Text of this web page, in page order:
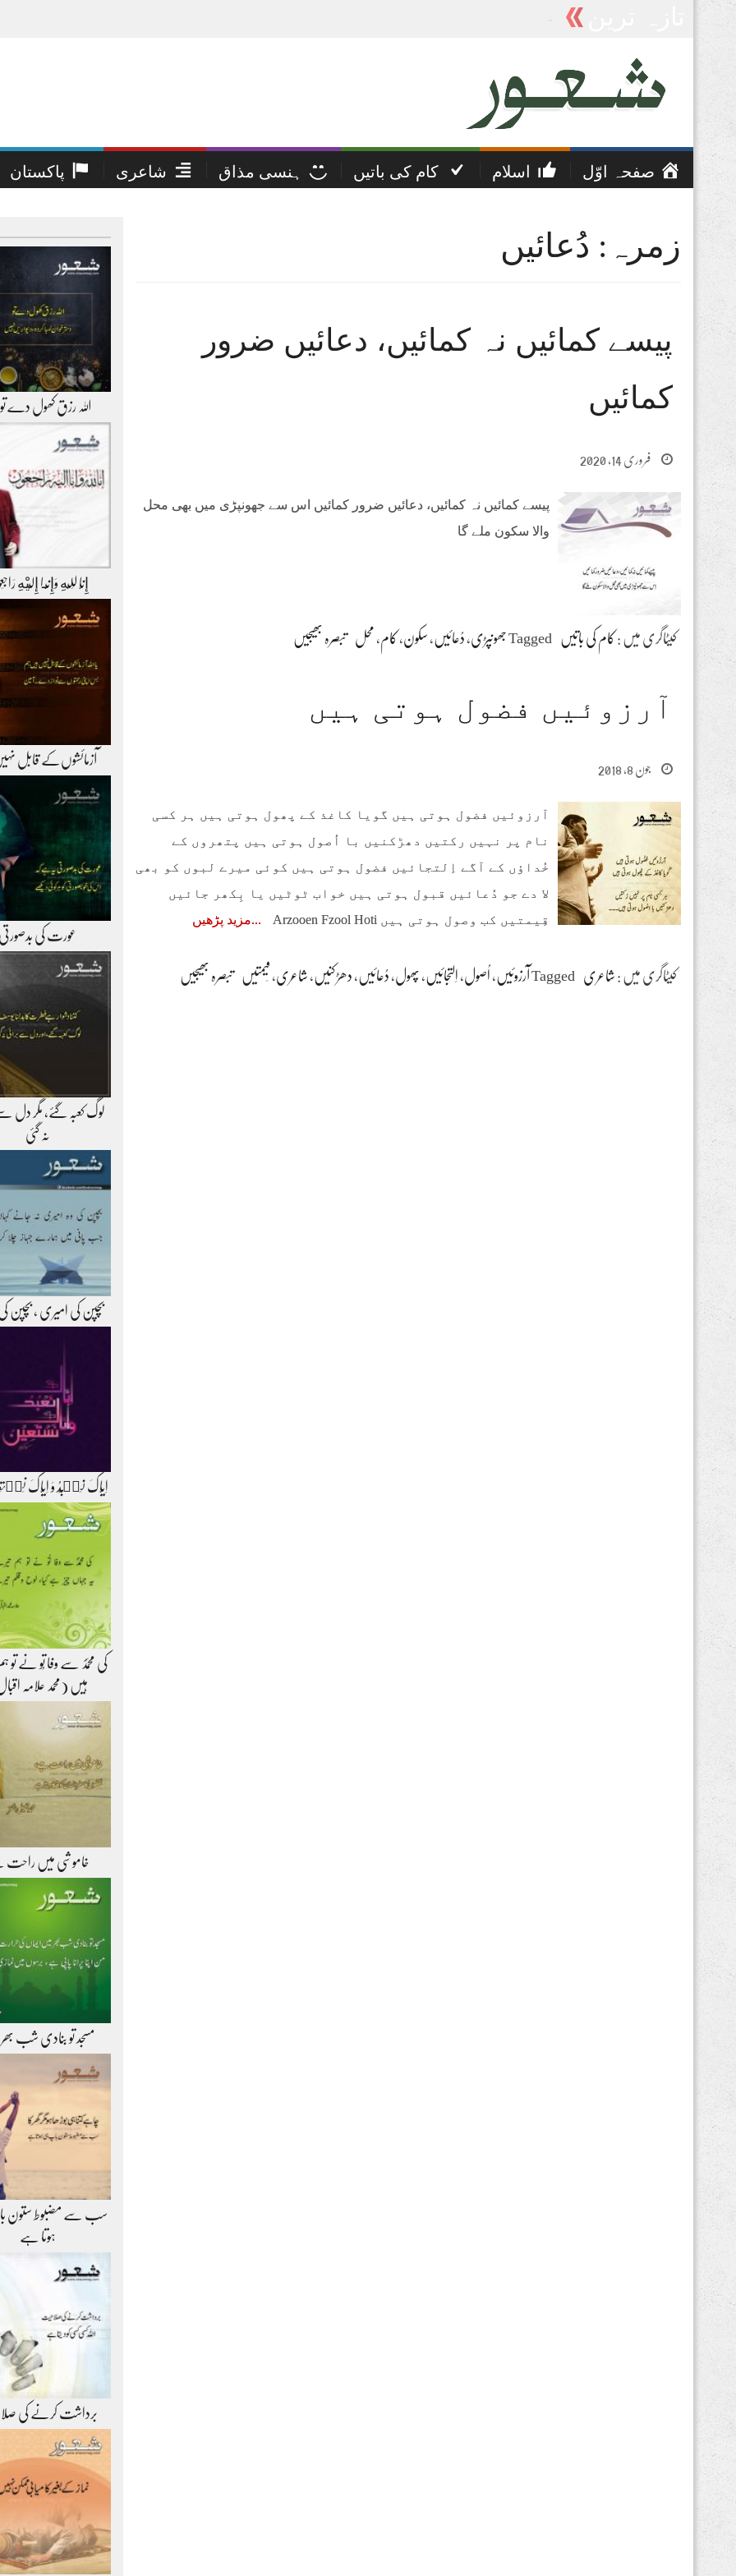
صفحہ اوّل اسلام کام کی باتیں ہنسی مذاق شاعری پاکستان
اللہ رزق کھول دے
إِنَّا لِلّهِ وَإِنَّـا إِلَيْهِ
آزمائشوں‌کے قابل
عورت کی
لوگ کعبہ گئے، مگر دل
نہ گئی
بچپن کی امیری ، بچپن
اِیَّاکَ نَعۡبُدُ وَ اِیَّاکَ
کی محمّدؐ سے وفا تُو نے تو
ہیں (محمد علامہ
خاموشی میں
مسجد تو بنادی شب
سب سے مضبوط ستون
ہوتا ہے
برداشت کرنے کی
زمرہ: دُعائیں
پیسے کمائیں نہ کمائیں، دعائیں ضرور
کمائیں
فروری 14, 2020
پیسے کمائیں نہ کمائیں، دعائیں ضرور کمائیں اس سے جھونپڑی میں بھی محل
والا سکون ملے گا
کیٹاگری میں : کام کی باتیں Taggedجھونپڑی، دُعائیں ، سکون، کام ، محل تبصرہ بھیجیں
آرزوئیں فضول ہوتی ہیں
جون 8, 2018
آرزوئیں فضول ہوتی ہیں گویا کاغذ کے پھول ہوتی ہیں ہر کسی
نام پر نہیں رکتیں دھڑکنیں با اُصول ہوتی ہیں پتھروں کے
خُداؤں کے آگے اِلتجائیں فضول ہوتی ہیں کوئی میرے لبوں کو بھی
لا دے جو دُعائیں قبول ہوتی ہیں خواب ٹوٹیں یا بِکھر جائیں
قِیمتیں کب وصول ہوتی ہیں Arzooen Fzool Hoti
مزید پڑھیں
کیٹاگری میں : شاعری Taggedآرزوئیں ، اُصول، اِلتجائیں ، پھول، دُعائیں ، دھڑکنیں ، شاعری، قِیمتیں تبصرہ بھیجیں